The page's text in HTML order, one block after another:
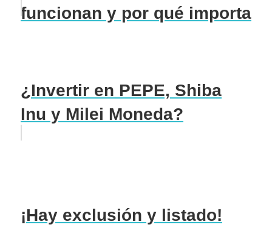
funcionan y por qué importa
¿Invertir en PEPE, Shiba
Inu y Milei Moneda?
¡Hay exclusión y listado!